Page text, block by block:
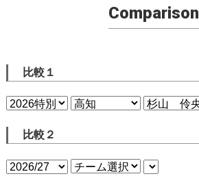
Comparison
比較１
比較２